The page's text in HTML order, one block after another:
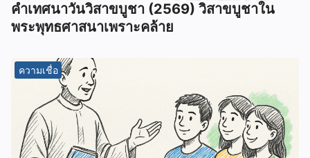
คำเทศนาวันวิสาขบูชา (2569) วิสาขบูชาใน
พระพุทธศาสนาเพราะคล้าย
ความเชื่อ